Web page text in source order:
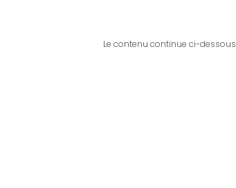
Le contenu continue ci-dessous